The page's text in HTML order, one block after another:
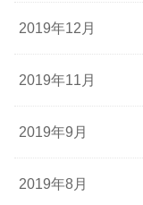
2019年12月
2019年11月
2019年9月
2019年8月